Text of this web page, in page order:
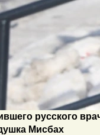
русского
Мисбах